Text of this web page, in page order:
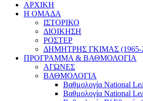
ΑΡΧΙΚΗ
Η ΟΜΑΔΑ
ΙΣΤΟΡΙΚΟ
ΔΙΟΙΚΗΣΗ
ΡΟΣΤΕΡ
ΔΗΜΗΤΡΗΣ ΓΚΙΜΑΣ (1965-
ΠΡΟΓΡΑΜΜΑ & ΒΑΘΜΟΛΟΓΙΑ
ΑΓΩΝΕΣ
ΒΑΘΜΟΛΟΓΙΑ
Βαθμολογία National
Βαθμολογία National